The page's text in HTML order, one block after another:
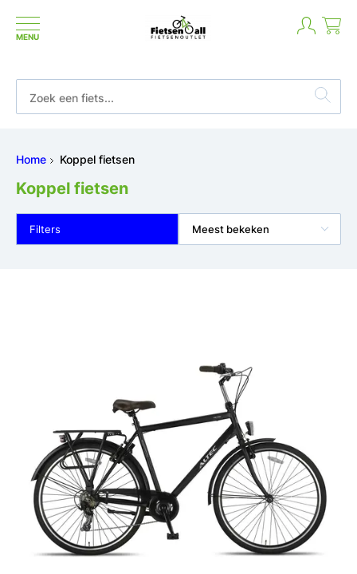
MENU
Home Koppel fietsen
Koppel fietsen
Filters Meest bekeken